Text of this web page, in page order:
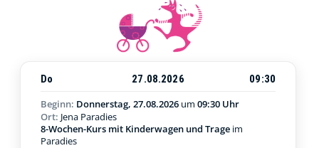
Do 27.08.2026
09:30
Beginn: Donnerstag, 27.08.2026 um 09:30 Uhr
Ort: Jena Paradies
8-Wochen-Kurs mit Kinderwagen und Trage im
Paradies